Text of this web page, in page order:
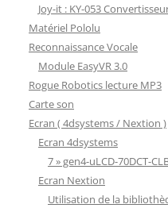
Joy-it : KY-053
Matériel Pololu
Reconnaissance Vocale
Module EasyVR 3.0
Rogue Robotics lecture MP3
Carte son
Ecran ( 4dsystems / Nextion )
Ecran 4dsystems
7 » gen4-uLCD-70DCT-
Ecran Nextion
Utilisation de la